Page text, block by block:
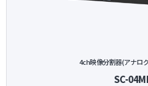
4ch映像分割器(アナロ
SC-